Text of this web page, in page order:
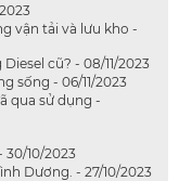
vận tải và lưu kho -
cũ? - 08/11/2023
sống - 06/11/2023
qua sử dụng -
30/10/2023
Dương. - 27/10/2023